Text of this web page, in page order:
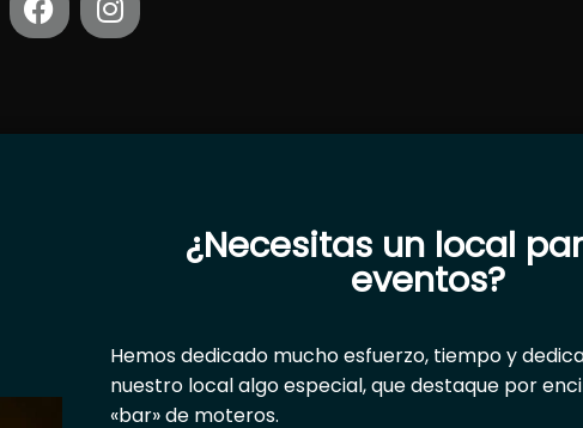
¿Necesitas un local
eventos?
Hemos dedicado mucho esfuerzo, tiempo y
nuestro local algo especial, que destaque por
«bar» de moteros.